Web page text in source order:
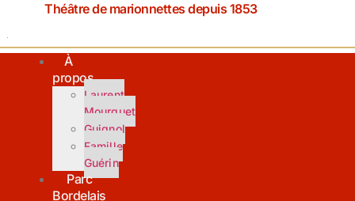
Théâtre de marionnettes depuis 1853
À
propos
Laurent
Mourguet
Guignol
Famille
Guérin
Parc
Bordelais